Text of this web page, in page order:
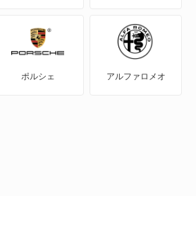
ポルシェ アルファロメオ